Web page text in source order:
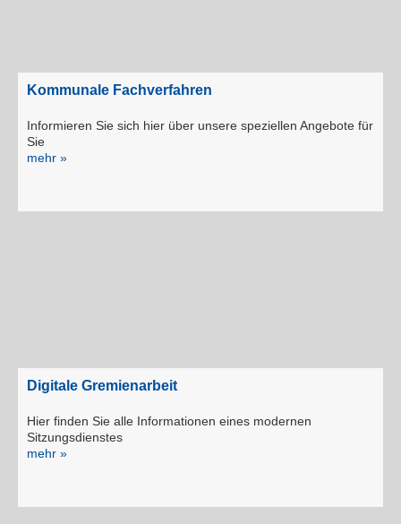
Kommunale Fachverfahren
Informieren Sie sich hier über unsere speziellen Angebote für
Sie
mehr »
Digitale Gremienarbeit
Hier finden Sie alle Informationen eines modernen
Sitzungsdienstes
mehr »